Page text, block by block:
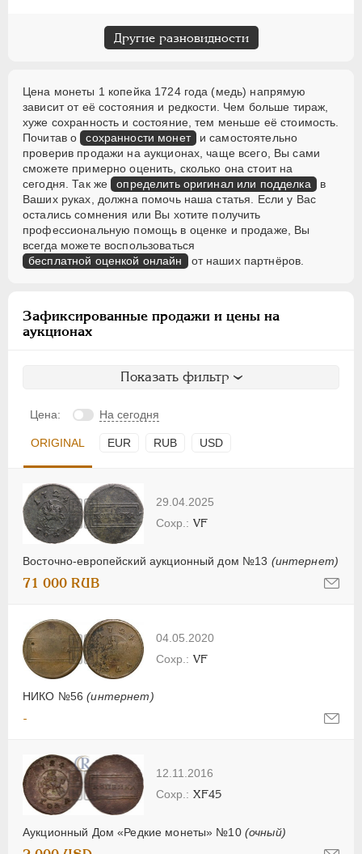
Другие разновидности
Цена монеты 1 копейка 1724 года (медь) напрямую
зависит от её состояния и редкости. Чем больше тираж,
хуже сохранность и состояние, тем меньше её стоимость.
Почитав о сохранности монет и самостоятельно
проверив продажи на аукционах, чаще всего, Вы сами
сможете примерно оценить, сколько она стоит на
сегодня. Так же определить оригинал или подделка в
Ваших руках, должна помочь наша статья. Если у Вас
остались сомнения или Вы хотите получить
профессиональную помощь в оценке и продаже, Вы
всегда можете воспользоваться
бесплатной оценкой онлайн от наших партнёров.
Зафиксированные продажи и цены на
аукционах
Показать фильтр
Цена: На сегодня
ORIGINAL EUR RUB USD
29.04.2025
Восточно-европейский аукционный дом №13 (интернет)
VF
71 000 RUB
04.05.2020
НИКО №56(интернет)
VF
-
12.11.2016
Аукционный Дом «Редкие монеты» №10 (очный)
XF45